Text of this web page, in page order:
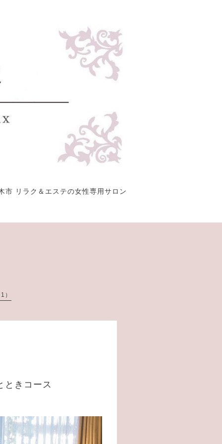
市 リラク＆エステの女性専用サロン
）
ときコース